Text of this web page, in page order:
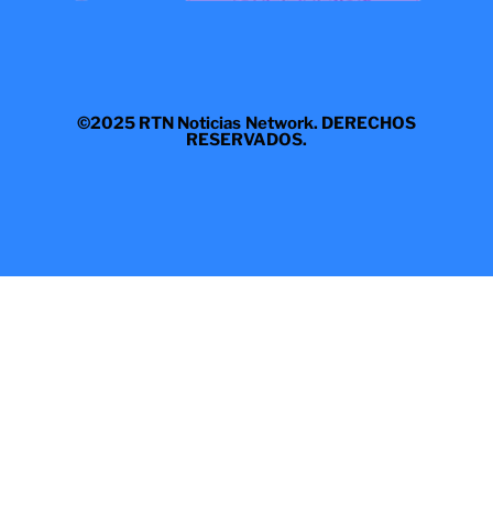
©2025 RTN Noticias Network. DERECHOS
RESERVADOS.